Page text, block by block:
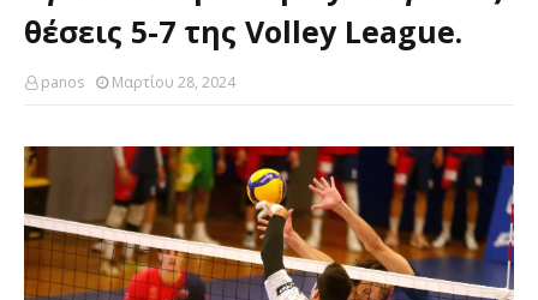
θέσεις 5-7 της Volley League.
panos Μαρτίου 28, 2024